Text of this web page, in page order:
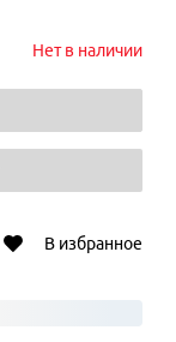
Нет в наличии
В избранное